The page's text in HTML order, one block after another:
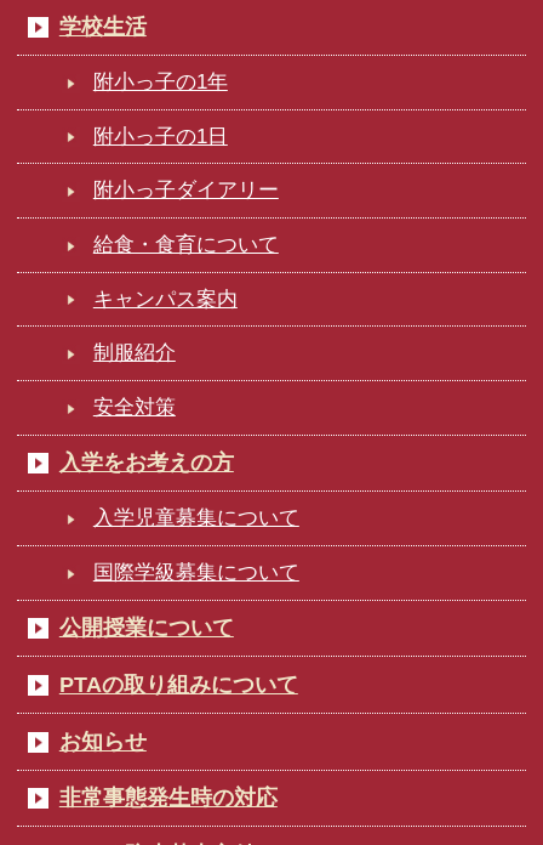
学校生活
附小っ子の1年
附小っ子の1日
附小っ子ダイアリー
給食・食育について
キャンパス案内
制服紹介
安全対策
入学をお考えの方
入学児童募集について
国際学級募集について
公開授業について
PTAの取り組みについて
お知らせ
非常事態発生時の対応